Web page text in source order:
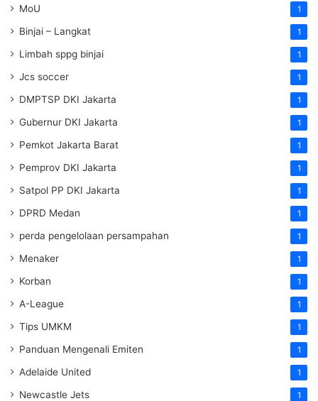
MoU 1
Binjai – Langkat 1
Limbah sppg binjai 1
Jcs soccer 1
DMPTSP DKI Jakarta 1
Gubernur DKI Jakarta 1
Pemkot Jakarta Barat 1
Pemprov DKI Jakarta 1
Satpol PP DKI Jakarta 1
DPRD Medan 1
perda pengelolaan persampahan 1
Menaker 1
Korban 1
A-League 1
Tips UMKM 1
Panduan Mengenali Emiten 1
Adelaide United 1
Newcastle Jets 1